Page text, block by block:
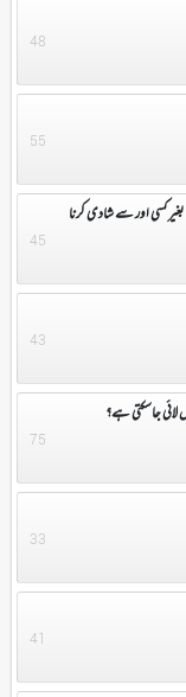
48
55
کسی اور سے شادی کرنا
45
43
جاسکتی ہے؟
75
33
41